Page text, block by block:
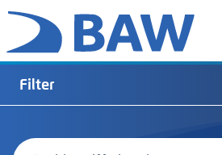
Filter